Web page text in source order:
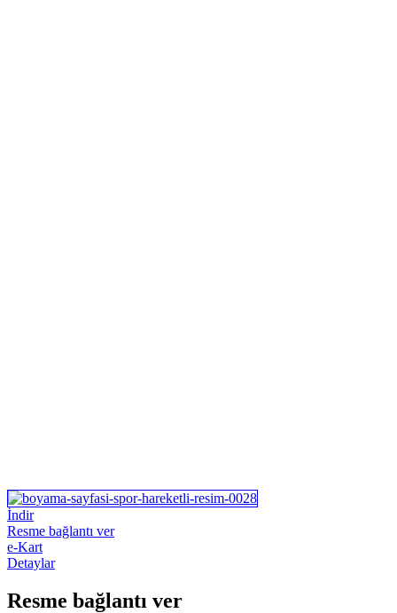
İndir
Resme bağlantı ver
e-Kart
Detaylar
Resme bağlantı ver